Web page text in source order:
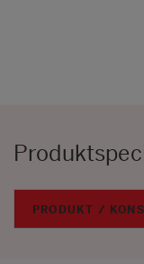
PRODUKT /